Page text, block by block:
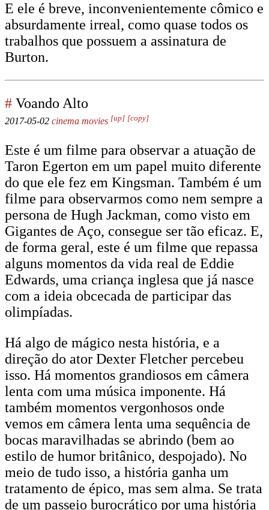
E ele é breve, inconvenientemente cômico e
absurdamente irreal, como quase todos os
trabalhos que possuem a assinatura de
Burton.
# Voando Alto
2017-05-02 cinema movies [up] [copy]
Este é um filme para observar a atuação de
Taron Egerton em um papel muito diferente
do que ele fez em Kingsman. Também é um
filme para observarmos como nem sempre a
persona de Hugh Jackman, como visto em
Gigantes de Aço, consegue ser tão eficaz. E,
de forma geral, este é um filme que repassa
alguns momentos da vida real de Eddie
Edwards, uma criança inglesa que já nasce
com a ideia obcecada de participar das
olimpíadas.
Há algo de mágico nesta história, e a
direção do ator Dexter Fletcher percebeu
isso. Há momentos grandiosos em câmera
lenta com uma música imponente. Há
também momentos vergonhosos onde
vemos em câmera lenta uma sequência de
bocas maravilhadas se abrindo (bem ao
estilo de humor britânico, despojado). No
meio de tudo isso, a história ganha um
tratamento de épico, mas sem alma. Se trata
de um passeio burocrático por uma história